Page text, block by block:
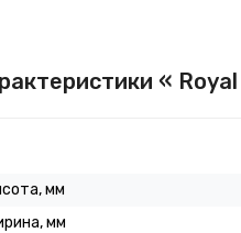
«
мм
мм